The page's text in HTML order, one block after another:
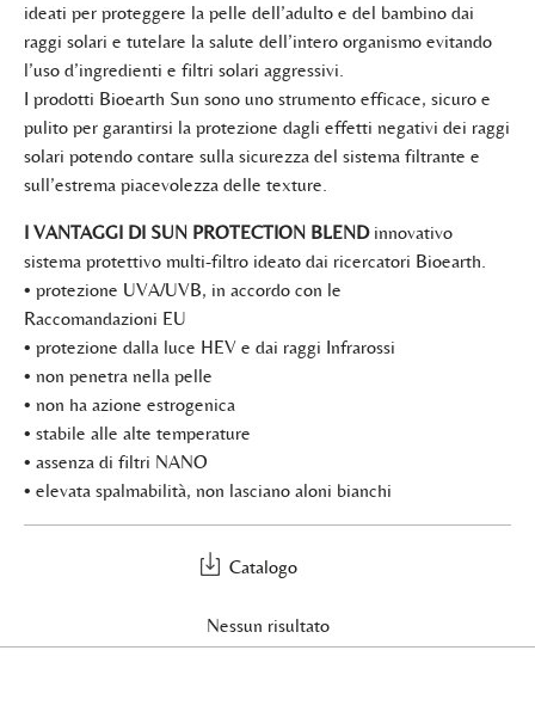
ideati per proteggere la pelle dell’adulto e del bambino dai
raggi solari e tutelare la salute dell’intero organismo evitando
l’uso d’ingredienti e filtri solari aggressivi.
I prodotti Bioearth Sun sono uno strumento efficace, sicuro e
pulito per garantirsi la protezione dagli effetti negativi dei raggi
solari potendo contare sulla sicurezza del sistema filtrante e
sull’estrema piacevolezza delle texture.
I VANTAGGI DI SUN PROTECTION BLEND innovativo
sistema protettivo multi-filtro ideato dai ricercatori Bioearth.
• protezione UVA/UVB, in accordo con le
Raccomandazioni EU
• protezione dalla luce HEV e dai raggi Infrarossi
• non penetra nella pelle
• non ha azione estrogenica
• stabile alle alte temperature
• assenza di filtri NANO
• elevata spalmabilità, non lasciano aloni bianchi
Catalogo
Nessun risultato